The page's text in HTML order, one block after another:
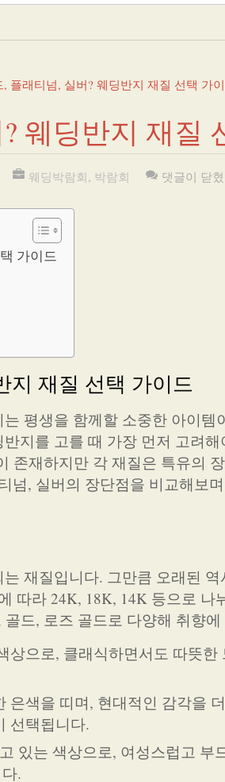
, 플래티넘, 실버? 웨딩반지 재질 선택 가
웨딩반지 재질
웨딩박람회, 박람회 댓글이 닫
가이드
지 재질 선택 가이드
평생을 함께할 소중한 아이템
지를 고를 때 가장 먼저 고려
존재하지만 각 재질은 특유의
넘, 실버의 장단점을 비교해보
재질입니다. 그만큼 오래된
따라 24K, 18K, 14K 등으로 나
드, 로즈 골드로 다양해 취향
상으로, 클래식하면서도 따뜻
은색을 띠며, 현대적인 감각을
선택됩니다.
있는 색상으로, 여성스럽고 부
.